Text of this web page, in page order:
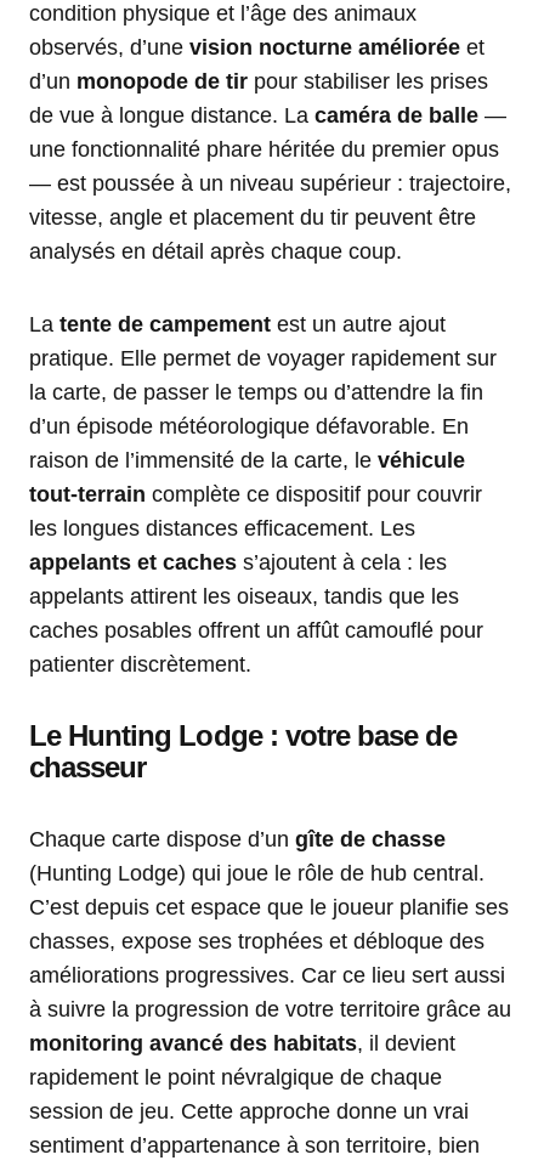
condition physique et l’âge des animaux
observés, d’une vision nocturne améliorée et
d’un monopode de tir pour stabiliser les prises
de vue à longue distance. La caméra de balle —
une fonctionnalité phare héritée du premier opus
— est poussée à un niveau supérieur : trajectoire,
vitesse, angle et placement du tir peuvent être
analysés en détail après chaque coup.
La tente de campement est un autre ajout
pratique. Elle permet de voyager rapidement sur
la carte, de passer le temps ou d’attendre la fin
d’un épisode météorologique défavorable. En
raison de l’immensité de la carte, le véhicule
tout-terrain complète ce dispositif pour couvrir
les longues distances efficacement. Les
appelants et caches s’ajoutent à cela : les
appelants attirent les oiseaux, tandis que les
caches posables offrent un affût camouflé pour
patienter discrètement.
Le Hunting Lodge : votre base de
chasseur
Chaque carte dispose d’un gîte de chasse
(Hunting Lodge) qui joue le rôle de hub central.
C’est depuis cet espace que le joueur planifie ses
chasses, expose ses trophées et débloque des
améliorations progressives. Car ce lieu sert aussi
à suivre la progression de votre territoire grâce au
monitoring avancé des habitats, il devient
rapidement le point névralgique de chaque
session de jeu. Cette approche donne un vrai
sentiment d’appartenance à son territoire, bien